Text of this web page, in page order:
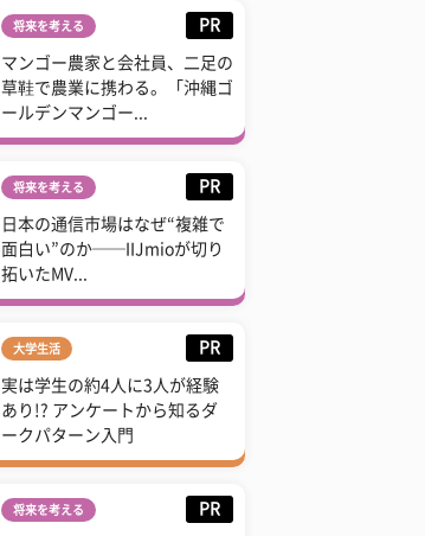
将来を考える PR
マンゴー農家と会社員、二足の
草鞋で農業に携わる。「沖縄ゴ
ールデンマンゴー...
将来を考える PR
日本の通信市場はなぜ“複雑で
面白い”のか──IIJmioが切り
拓いたMV...
大学生活 PR
実は学生の約4人に3人が経験
あり!? アンケートから知るダ
ークパターン入門
将来を考える PR